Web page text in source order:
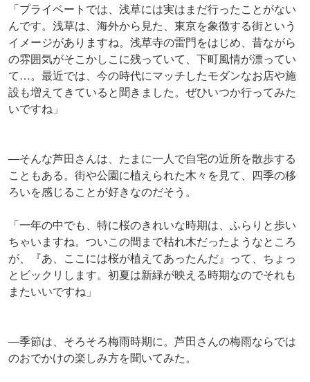
「プライベートでは、浅草には実はまだ行ったことがない
んです。浅草は、海外から見た、東京を象徴する街という
イメージがありますね。浅草寺の雷門をはじめ、昔ながら
の雰囲気がそこかしこに残っていて、下町風情が漂ってい
て…。最近では、今の時代にマッチしたモダンなお店や施
設も増えてきていると聞きました。ぜひいつか行ってみた
いですね」
―そんな芦田さんは、たまに一人で自宅の近所を散歩する
こともある。街や公園に植えられた木々を見て、四季の移
ろいを感じることが好きなのだそう。
「一年の中でも、特に桜のきれいな時期は、ふらりと歩い
ちゃいますね。ついこの間まで枯れ木だったようなところ
が、『あ、ここには桜が植えてあったんだ』って、ちょっ
とビックリします。初夏は新緑が映える時期なのでそれも
またいいですね」
―季節は、そろそろ梅雨時期に。芦田さんの梅雨ならでは
のおでかけの楽しみ方を聞いてみた。